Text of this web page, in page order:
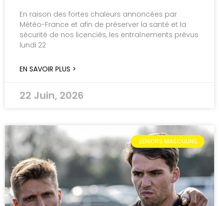
En raison des fortes chaleurs annoncées par
Météo-France et afin de préserver la santé et la
sécurité de nos licenciés, les entraînements prévus
lundi 22
EN SAVOIR PLUS >
22 Juin, 2026
SÉNIORS MASCULINS